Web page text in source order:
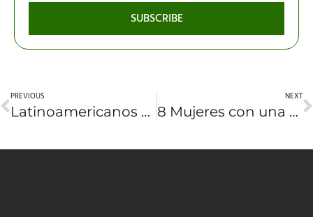
SUBSCRIBE
PREVIOUS
Latinoamericanos entre 45 influenciadores ambientales que se unen en 2026
NEXT
8 Mujeres con una Nueva Visión para la Tierra 2026